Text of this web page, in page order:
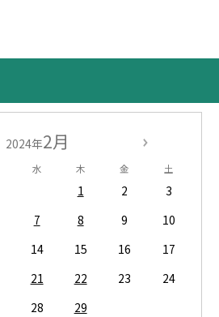
2024年2月
水 木 金 土
1 2
3
7 8 9
10
14 15 16
17
21 22 23
24
28 29